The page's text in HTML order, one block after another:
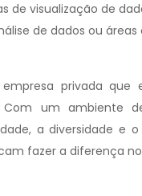
visualização de
de dados ou áreas
empresa privada
um ambiente
a diversidade e
fazer a diferença